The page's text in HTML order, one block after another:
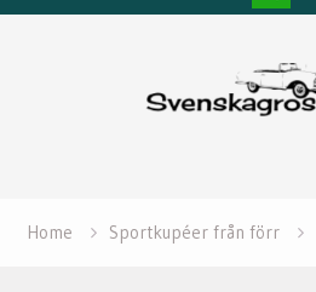
Home Sportkupéer från förr